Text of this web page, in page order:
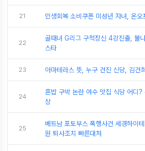
21 민생회복 소비쿠폰 미성년 자녀, 온오
22
골때녀 G리그 구척장신 4강진출, 불
스타
23 아마테라스 뜻, 누구 건진 신당, 김건
24
혼밥 구박 논란 여수 맛집 식당 어디?
상
25
베트남 포토부스 폭행사건 세경하이
원 퇴사조치 빠른대처